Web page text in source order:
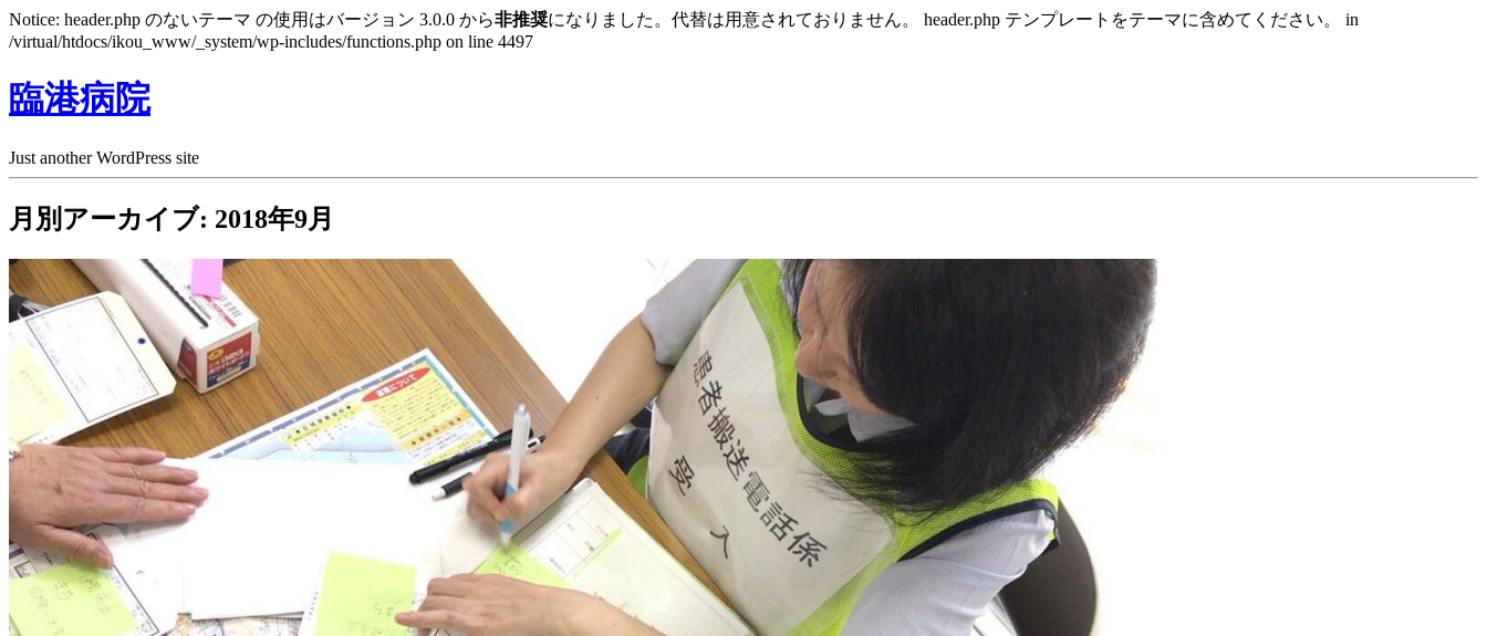
Notice: header.php のないテーマ の使用はバージョン 3.0.0 から非推奨になりました。代替は用意されておりません。 header.php テンプレートをテーマに含めてください。 in
/virtual/htdocs/ikou_www/_system/wp-includes/functions.php on line 4497
臨港病院
Just another WordPress site
月別アーカイブ: 2018年9月